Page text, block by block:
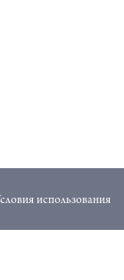
использования